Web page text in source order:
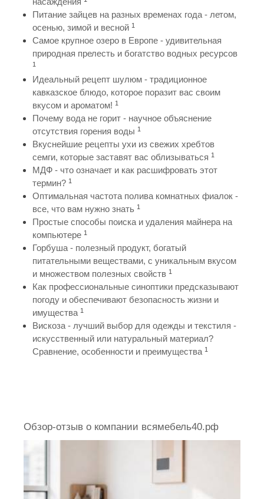
Питание зайцев на разных временах года - летом,
осенью, зимой и весной 1
Самое крупное озеро в Европе - удивительная
природная прелесть и богатство водных ресурсов
1
Идеальный рецепт шулюм - традиционное
кавказское блюдо, которое поразит вас своим
вкусом и ароматом! 1
Почему вода не горит - научное объяснение
отсутствия горения воды 1
Вкуснейшие рецепты ухи из свежих хребтов
семги, которые заставят вас облизываться 1
МДФ - что означает и как расшифровать этот
термин? 1
Оптимальная частота полива комнатных фиалок -
все, что вам нужно знать 1
Простые способы поиска и удаления майнера на
компьютере 1
Горбуша - полезный продукт, богатый
питательными веществами, с уникальным вкусом
и множеством полезных свойств 1
Как профессиональные синоптики предсказывают
погоду и обеспечивают безопасность жизни и
имущества 1
Вискоза - лучший выбор для одежды и текстиля -
искусственный или натуральный материал?
Сравнение, особенности и преимущества 1
Обзор-отзыв о компании всямебель40.рф